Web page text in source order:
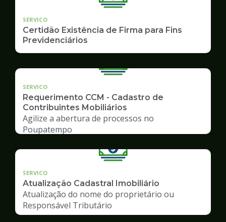
SERVICO
Certidão Existência de Firma para Fins
Previdenciários
SERVICO
Requerimento CCM - Cadastro de
Contribuintes Mobiliários
Agilize a abertura de processos no
Poupatempo
SERVICO
Atualização Cadastral Imobiliário
Atualização do nome do proprietário ou
Responsável Tributário